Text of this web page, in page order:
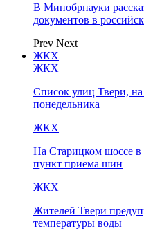
В Минобрнауки
документов в
Prev Next
ЖКХ
ЖКХ
Список улиц Твери, на
понедельника
ЖКХ
На Старицком шоссе в
пункт приема шин
ЖКХ
Жителей Твери
температуры воды